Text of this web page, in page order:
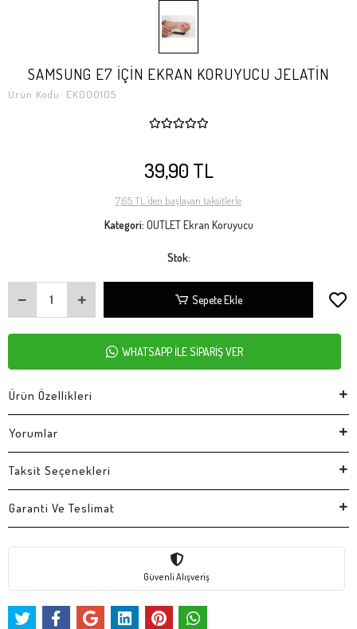
SAMSUNG E7 İÇİN EKRAN KORUYUCU JELATİN
Ürün Kodu: EK000105
39,90 TL
7,65 TL 'den başlayan taksitlerle
Kategori: OUTLET Ekran Koruyucu
Stok:
Sepete Ekle
WHATSAPP İLE SİPARİŞ VER
Ürün Özellikleri
Yorumlar
Taksit Seçenekleri
Garanti Ve Teslimat
Güvenli Alışveriş